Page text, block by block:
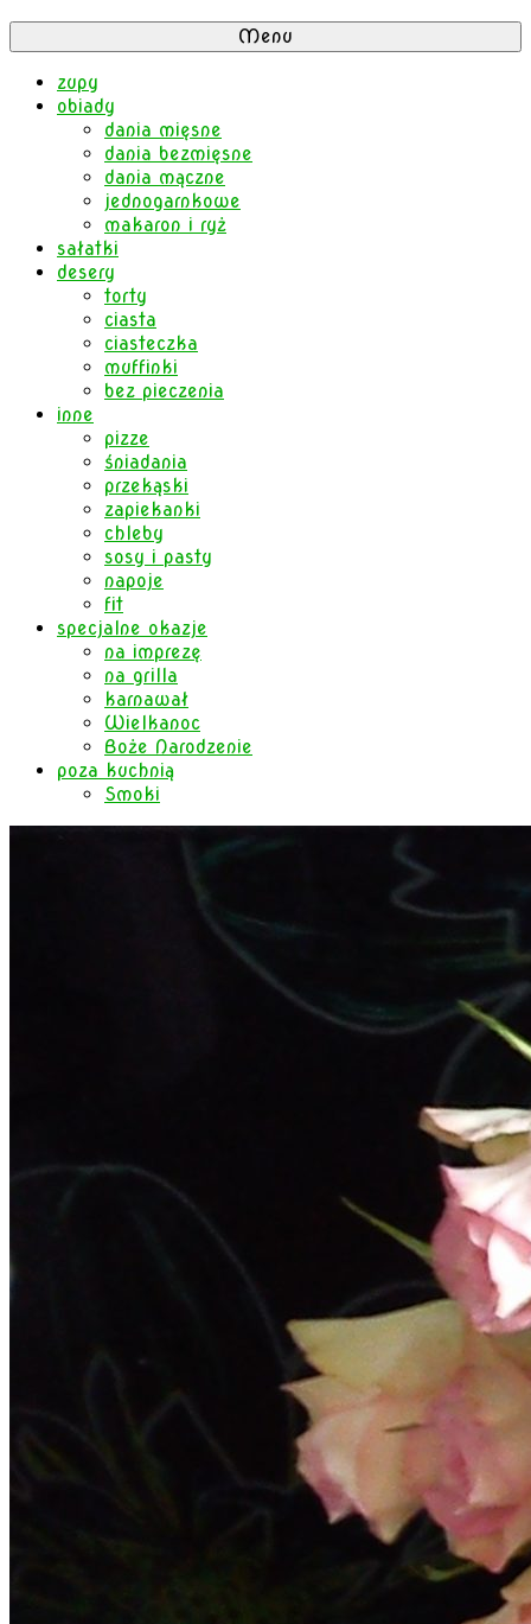
Menu
zupy
obiady
dania mięsne
dania bezmięsne
dania mączne
jednogarnkowe
makaron i ryż
sałatki
desery
torty
ciasta
ciasteczka
muffinki
bez pieczenia
inne
pizze
śniadania
przekąski
zapiekanki
chleby
sosy i pasty
napoje
fit
specjalne okazje
na imprezę
na grilla
karnawał
Wielkanoc
Boże Narodzenie
poza kuchnią
Smoki